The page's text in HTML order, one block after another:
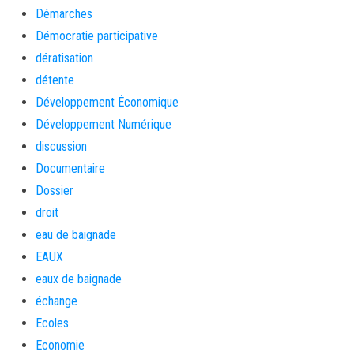
Démarches
Démocratie participative
dératisation
détente
Développement Économique
Développement Numérique
discussion
Documentaire
Dossier
droit
eau de baignade
EAUX
eaux de baignade
échange
Ecoles
Economie